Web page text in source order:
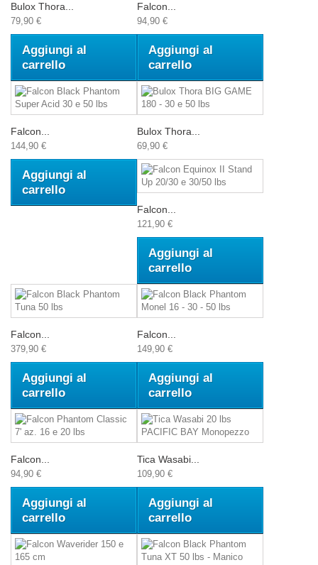
Bulox Thora...
79,90 €
Aggiungi al
carrello
Falcon...
94,90 €
Aggiungi al
carrello
Falcon...
144,90 €
Aggiungi al
carrello
Bulox Thora...
69,90 €
Falcon...
121,90 €
Aggiungi al
carrello
Falcon...
379,90 €
Aggiungi al
carrello
Falcon...
149,90 €
Aggiungi al
carrello
Falcon...
94,90 €
Aggiungi al
carrello
Tica Wasabi...
109,90 €
Aggiungi al
carrello